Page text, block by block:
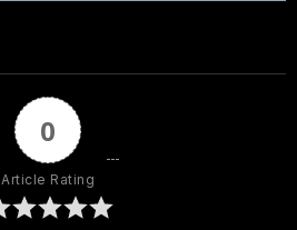
0
Article Rating